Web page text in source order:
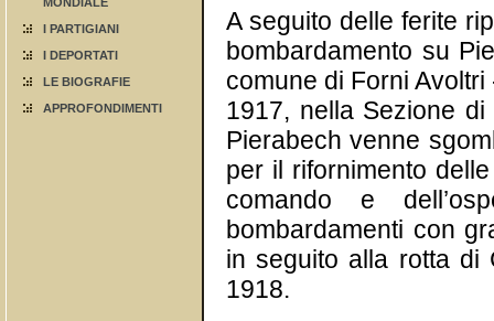
I PARTIGIANI
I DEPORTATI
LE BIOGRAFIE
APPROFONDIMENTI
A seguito delle ferite
bombardamento su
comune di Forni
1917, nella Sezione
Pierabech venne
per il rifornimento
comando e
bombardamenti con
in seguito alla rotta di
1918.